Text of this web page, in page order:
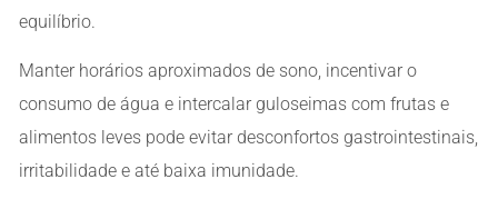
equilíbrio.
Manter horários aproximados de sono, incentivar o
consumo de água e intercalar guloseimas com frutas e
alimentos leves pode evitar desconfortos gastrointestinais,
irritabilidade e até baixa imunidade.